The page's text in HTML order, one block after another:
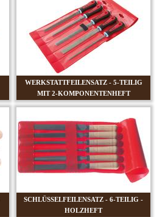
WERKSTATTFEILENSATZ - 5-TEILIG
MIT 2-KOMPONENTENHEFT
SCHLÜSSELFEILENSATZ - 6-TEILIG -
HOLZHEFT